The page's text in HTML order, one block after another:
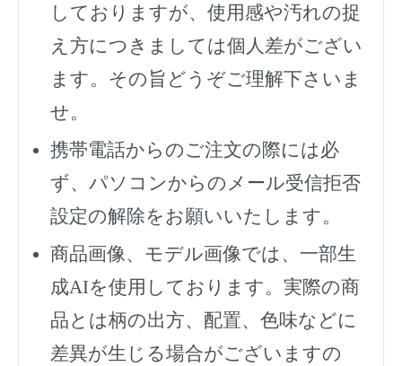
しておりますが、使用感や汚れの捉
え方につきましては個人差がござい
ます。その旨どうぞご理解下さいま
せ。
携帯電話からのご注文の際には必
ず、 パソコンからのメール受信拒否
設定の解除をお願いいたします。
商品画像、モデル画像では、一部生
成AIを使用しております。実際の商
品とは柄の出方、配置、色味などに
差異が生じる場合がございますの